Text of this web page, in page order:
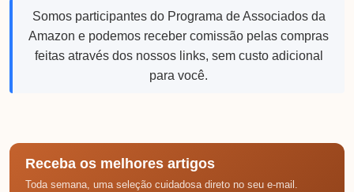
Somos participantes do Programa de Associados da
Amazon e podemos receber comissão pelas compras
feitas através dos nossos links, sem custo adicional
para você.
Receba os melhores artigos
Toda semana, uma seleção cuidadosa direto no seu e-mail.